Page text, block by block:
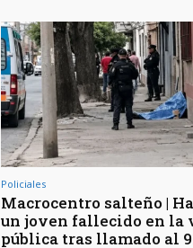
Policiales
Macrocentro salteño |
un joven fallecido en la
pública tras llamado al